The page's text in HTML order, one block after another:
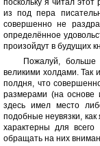
из под пера
совершенно не
определённое
произойдут в будущих
Пожалуй, больше
великими холдами. Так
полдня, что
размерами (на
здесь имел место
подобные неувязки,
характерны для
обращать на них